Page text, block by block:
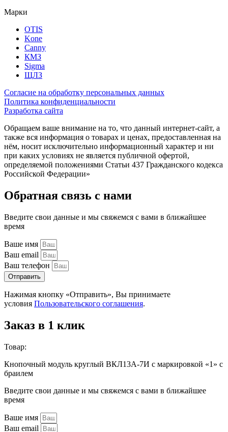
Марки
OTIS
Kone
Canny
КМЗ
Sigma
ЩЛЗ
Согласие на обработку персональных данных
Политика конфиденциальности
Разработка сайта
Обращаем ваше внимание на то, что данный интернет-сайт, а
также вся информация о товарах и ценах, предоставленная на
нём, носит исключительно информационный характер и ни
при каких условиях не является публичной офертой,
определяемой положениями Статьи 437 Гражданского кодекса
Российской Федерации»
Обратная связь с нами
Введите свои данные и мы свяжемся с вами в ближайшее
время
Ваше имя
Ваш email
Ваш телефон
Отправить
Нажимая кнопку «Отправить», Вы принимаете
условия Пользовательского соглашения.
Заказ в 1 клик
Товар:
Кнопочный модуль круглый ВКЛ13А-7И с маркировкой «1» с
браилем
Введите свои данные и мы свяжемся с вами в ближайшее
время
Ваше имя
Ваш email